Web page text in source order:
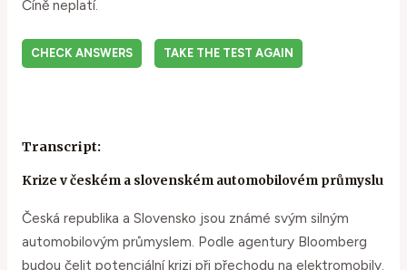
Číně neplatí.
CHECK ANSWERS TAKE THE TEST AGAIN
Transcript:
Krize v českém a slovenském automobilovém průmyslu
Česká republika a Slovensko jsou známé svým silným
automobilovým průmyslem. Podle agentury Bloomberg
budou čelit potenciální krizi při přechodu na elektromobily.